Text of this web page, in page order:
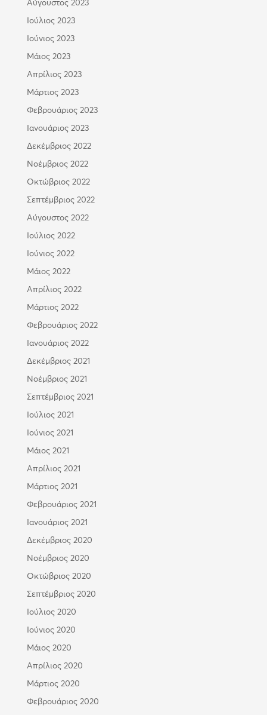
Αύγουστος 2023
Ιούλιος 2023
Ιούνιος 2023
Μάιος 2023
Απρίλιος 2023
Μάρτιος 2023
Φεβρουάριος 2023
Ιανουάριος 2023
Δεκέμβριος 2022
Νοέμβριος 2022
Οκτώβριος 2022
Σεπτέμβριος 2022
Αύγουστος 2022
Ιούλιος 2022
Ιούνιος 2022
Μάιος 2022
Απρίλιος 2022
Μάρτιος 2022
Φεβρουάριος 2022
Ιανουάριος 2022
Δεκέμβριος 2021
Νοέμβριος 2021
Σεπτέμβριος 2021
Ιούλιος 2021
Ιούνιος 2021
Μάιος 2021
Απρίλιος 2021
Μάρτιος 2021
Φεβρουάριος 2021
Ιανουάριος 2021
Δεκέμβριος 2020
Νοέμβριος 2020
Οκτώβριος 2020
Σεπτέμβριος 2020
Ιούλιος 2020
Ιούνιος 2020
Μάιος 2020
Απρίλιος 2020
Μάρτιος 2020
Φεβρουάριος 2020